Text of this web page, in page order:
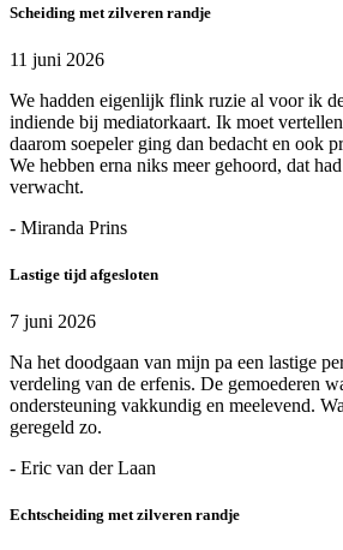
Scheiding met zilveren randje
11 juni 2026
We hadden eigenlijk flink ruzie al voor ik
indiende bij mediatorkaart. Ik moet
daarom soepeler ging dan bedacht en ook
We hebben erna niks meer gehoord, dat
verwacht.
- Miranda Prins
Lastige tijd afgesloten
7 juni 2026
Na het doodgaan van mijn pa een lastige
verdeling van de erfenis. De gemoederen
ondersteuning vakkundig en meelevend.
geregeld zo.
- Eric van der Laan
Echtscheiding met zilveren randje